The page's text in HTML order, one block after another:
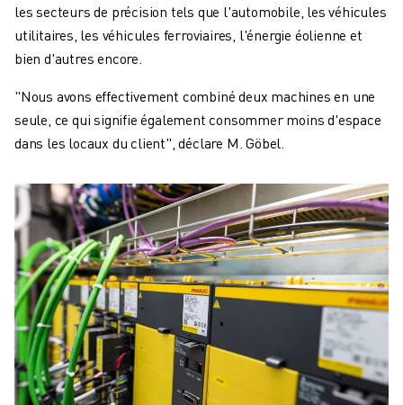
les secteurs de précision tels que l'automobile, les véhicules
utilitaires, les véhicules ferroviaires, l'énergie éolienne et
bien d'autres encore.
"Nous avons effectivement combiné deux machines en une
seule, ce qui signifie également consommer moins d'espace
dans les locaux du client", déclare M. Göbel.